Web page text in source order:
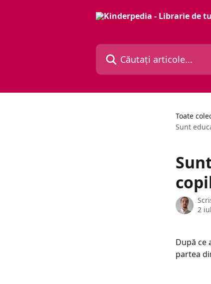
Căutați articole...
Toate
Sunt
2
După ce
partea